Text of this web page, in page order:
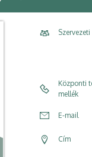
Központi
mellék
E-mail
Cím